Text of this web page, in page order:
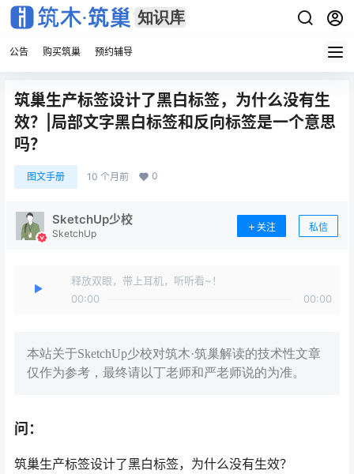
公告 购买筑巢 预约辅导
筑巢生产标签设计了黑白标签，为什么没有生
效？|局部文字黑白标签和反向标签是一个意思
吗？
图文手册 10 个月前 0
SketchUp少校
SketchUp
关注 私信
释放双眼，带上耳机，听听看~！
00:00
00:00
本站关于SketchUp少校对筑木·筑巢解读的技术性文章
仅作为参考，最终请以丁老师和严老师说的为准。
问：
筑巢生产标签设计了黑白标签，为什么没有生效？